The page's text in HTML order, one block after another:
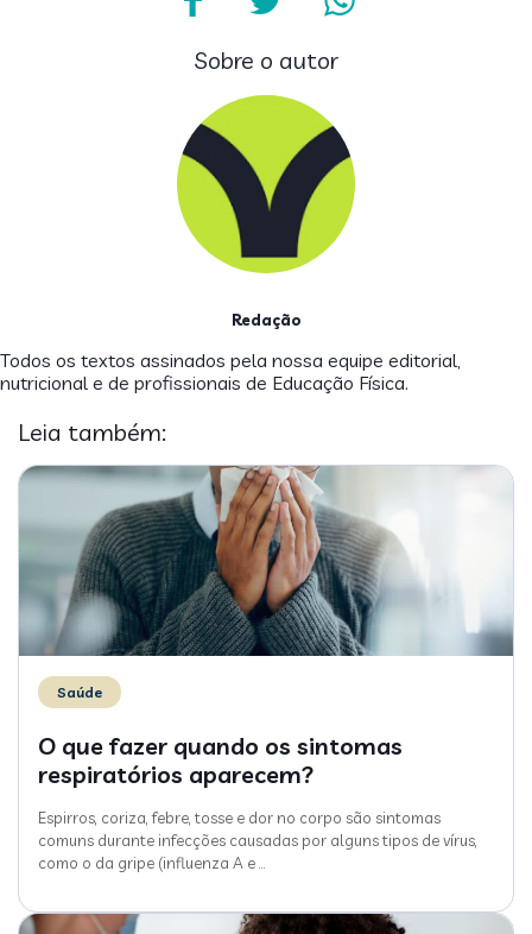
Sobre o autor
Redação
Todos os textos assinados pela nossa equipe editorial,
nutricional e de profissionais de Educação Física.
Leia também:
Saúde
O que fazer quando os sintomas
respiratórios aparecem?
Espirros, coriza, febre, tosse e dor no corpo são sintomas
comuns durante infecções causadas por alguns tipos de vírus,
como o da gripe (influenza A e